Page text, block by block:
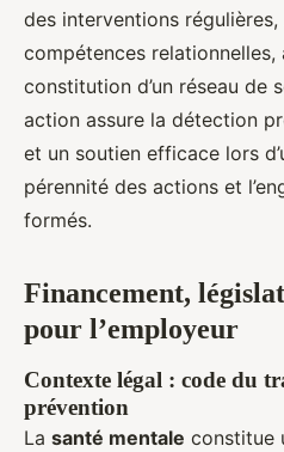
des interventions régulières,
compétences relationnelles,
constitution d’un réseau de
action assure la détection
et un soutien efficace lors
pérennité des actions et
formés.
Financement,
pour l’employeur
Contexte légal : code du
prévention
La santé mentale constitue